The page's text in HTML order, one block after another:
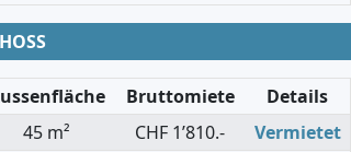
Bruttomiete
Details
45 m² CHF 1’810.- Vermietet